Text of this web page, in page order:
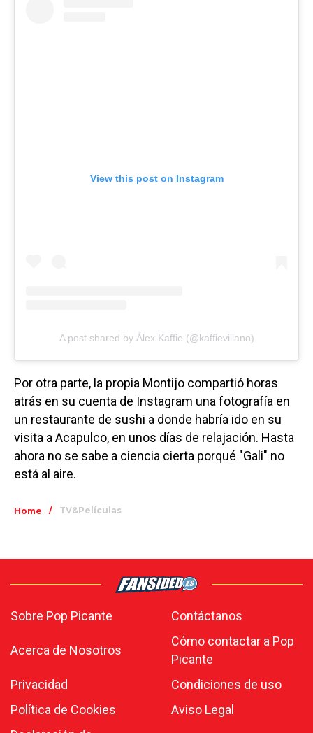
View this post on Instagram
A post shared by Álex Kaffie (@kaffievillano)
Por otra parte, la propia Montijo compartió horas
atrás en su cuenta de Instagram una fotografía en
un restaurante de sushi a donde habría ido en su
visita a Acapulco, en unos días de relajación. Hasta
ahora no se sabe a ciencia cierta porqué "Gali" no
está al aire.
Home / TV&Películas
Sobre Pop Picante Contáctanos
Acerca de Nosotros
Cómo contactar a Pop
Picante
Privacidad
Condiciones de uso
Política de Cookies
Aviso Legal